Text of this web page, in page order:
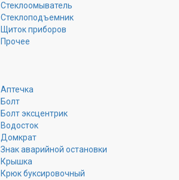
Стеклоомыватель
Стеклоподъемник
Щиток приборов
Прочее
Аптечка
Болт
Болт эксцентрик
Водосток
Домкрат
Знак аварийной остановки
Крышка
Крюк буксировочный